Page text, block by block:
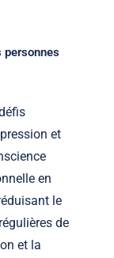
et
en
le
de
et la